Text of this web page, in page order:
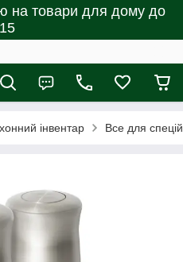
на товари для дому до
інвентар Все для